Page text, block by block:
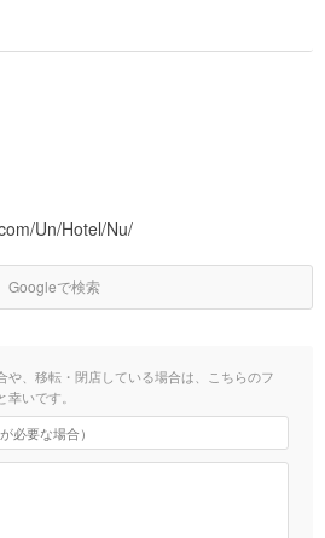
Un/Hotel/Nu/
Googleで検索
や、移転・閉店している場合は、こちらのフ
いです。